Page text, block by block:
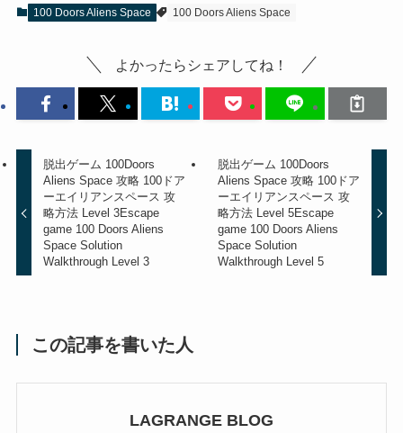
100 Doors Aliens Space 100 Doors Aliens Space
よかったらシェアしてね！
脱出ゲーム 100Doors
Aliens Space 攻略 100ドア
ーエイリアンスペース 攻
略方法 Level 3Escape
game 100 Doors Aliens
Space Solution
Walkthrough Level 3
脱出ゲーム 100Doors
Aliens Space 攻略 100ドア
ーエイリアンスペース 攻
略方法 Level 5Escape
game 100 Doors Aliens
Space Solution
Walkthrough Level 5
この記事を書いた人
LAGRANGE BLOG